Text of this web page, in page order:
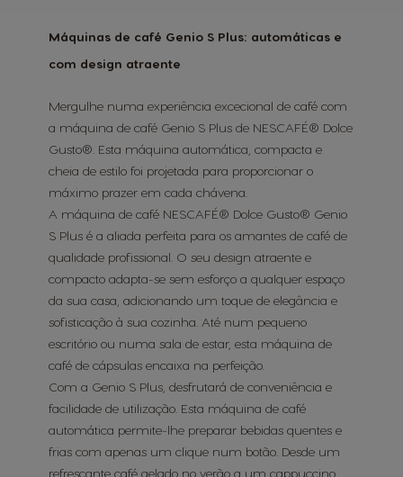
Máquinas de café Genio S Plus: automáticas e
com design atraente
Mergulhe numa experiência excecional de café com
a máquina de café Genio S Plus de NESCAFÉ® Dolce
Gusto®. Esta máquina automática, compacta e
cheia de estilo foi projetada para proporcionar o
máximo prazer em cada chávena.
A máquina de café NESCAFÉ® Dolce Gusto® Genio
S Plus é a aliada perfeita para os amantes de café de
qualidade profissional. O seu design atraente e
compacto adapta-se sem esforço a qualquer espaço
da sua casa, adicionando um toque de elegância e
sofisticação à sua cozinha. Até num pequeno
escritório ou numa sala de estar, esta máquina de
café de cápsulas encaixa na perfeição.
Com a Genio S Plus, desfrutará de conveniência e
facilidade de utilização. Esta máquina de café
automática permite-lhe preparar bebidas quentes e
frias com apenas um clique num botão. Desde um
refrescante café gelado no verão a um cappuccino